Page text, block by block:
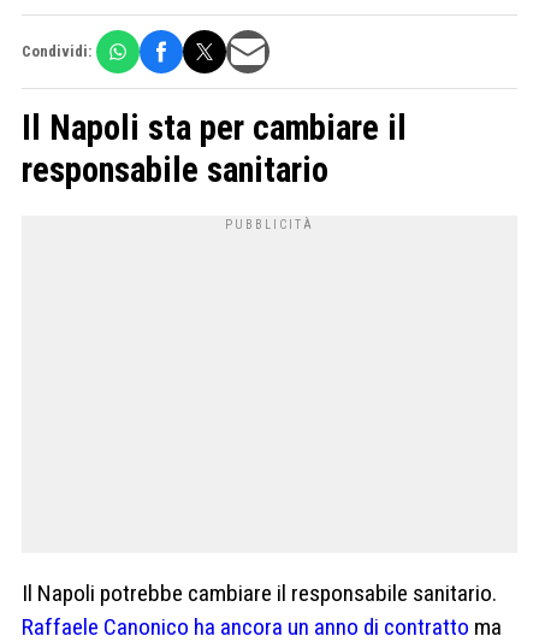
Condividi:
Il Napoli sta per cambiare il
responsabile sanitario
Il Napoli potrebbe cambiare il responsabile sanitario.
Raffaele Canonico ha ancora un anno di contratto ma